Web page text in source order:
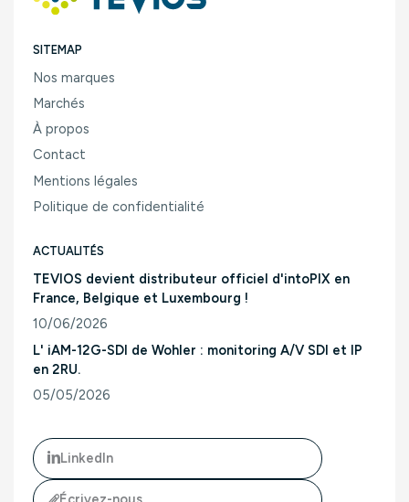
SITEMAP
Nos marques
Marchés
À propos
Contact
Mentions légales
Politique de confidentialité
ACTUALITÉS
TEVIOS devient distributeur officiel d'intoPIX en
France, Belgique et Luxembourg !
10/06/2026
Consulter l'article "TEVIOS devient distributeur officiel
L' iAM-12G-SDI de Wohler : monitoring A/V SDI et IP
en 2RU.
05/05/2026
LinkedIn